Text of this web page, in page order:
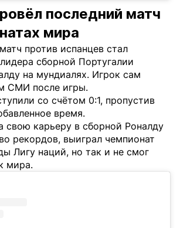
последний матч
мира
против испанцев стал
сборной Португалии
на мундиалях. Игрок сам
СМИ после игры.
со счётом 0:1, пропустив
время.
свою карьеру в сборной Роналду
рекордов, выиграл чемпионат
Лигу наций, но так и не смог
мира.